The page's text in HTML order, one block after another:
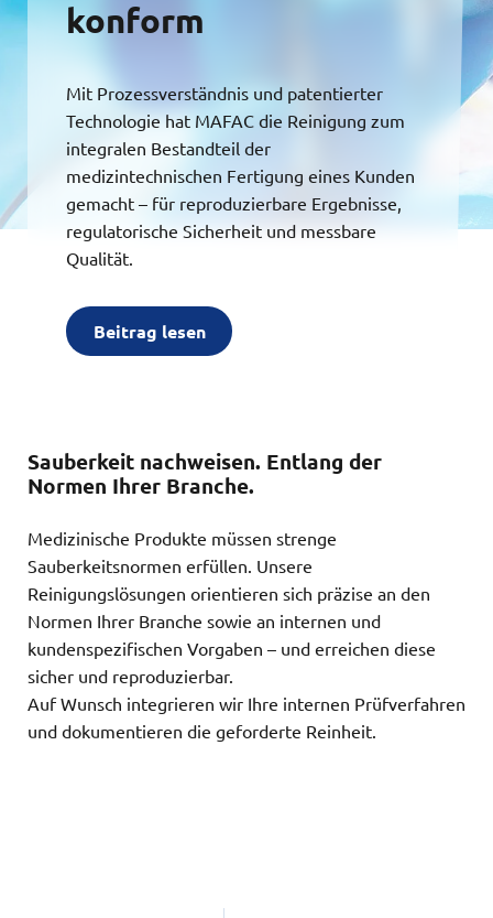
konform
Mit Prozessverständnis und patentierter
Technologie hat MAFAC die Reinigung zum
integralen Bestandteil der
medizintechnischen Fertigung eines Kunden
gemacht – für reproduzierbare Ergebnisse,
regulatorische Sicherheit und messbare
Qualität.
Beitrag lesen
Sauberkeit nachweisen. Entlang der
Normen Ihrer Branche.
Medizinische Produkte müssen strenge
Sauberkeitsnormen erfüllen. Unsere
Reinigungslösungen orientieren sich präzise an den
Normen Ihrer Branche sowie an internen und
kundenspezifischen Vorgaben – und erreichen diese
sicher und reproduzierbar.
Auf Wunsch integrieren wir Ihre internen Prüfverfahren
und dokumentieren die geforderte Reinheit.